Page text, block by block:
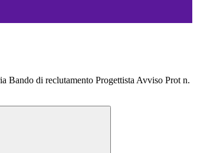
Bando di reclutamento Progettista Avviso Prot n.